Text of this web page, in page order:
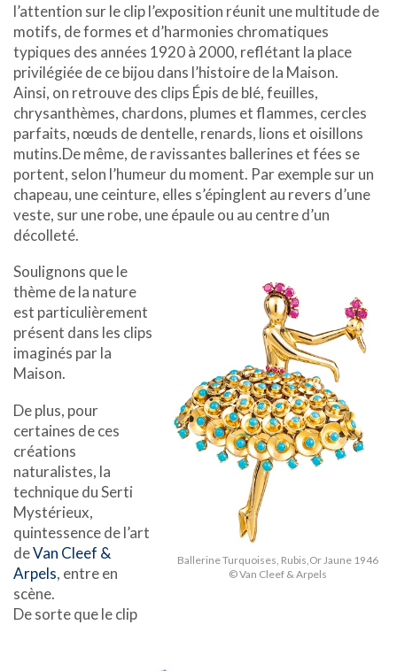
l’attention sur le clip l’exposition réunit une multitude de
motifs, de formes et d’harmonies chromatiques
typiques des années 1920 à 2000, reflétant la place
privilégiée de ce bijou dans l’histoire de la Maison.
Ainsi, on retrouve des clips Épis de blé, feuilles,
chrysanthèmes, chardons, plumes et flammes, cercles
parfaits, nœuds de dentelle, renards, lions et oisillons
mutins.De même, de ravissantes ballerines et fées se
portent, selon l’humeur du moment. Par exemple sur un
chapeau, une ceinture, elles s’épinglent au revers d’une
veste, sur une robe, une épaule ou au centre d’un
décolleté.
Ballerine Turquoises, Rubis,Or Jaune 1946
© Van Cleef & Arpels
Soulignons que le
thème de la nature
est particulièrement
présent dans les clips
imaginés par la
Maison.
De plus, pour
certaines de ces
créations
naturalistes, la
technique du Serti
Mystérieux,
quintessence de l’art
deVan Cleef &
Arpels, entre en
scène.
De sorte que le clip